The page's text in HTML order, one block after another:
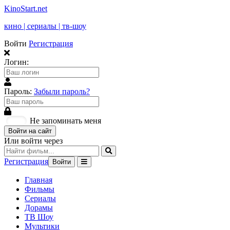
KinoStart.net
кино | сериалы | тв-шоу
Войти Регистрация
Логин:
Пароль: Забыли пароль?
Не запоминать меня
Войти на сайт
Или войти через
Регистрация Войти
Главная
Фильмы
Сериалы
Дорамы
ТВ Шоу
Мультики